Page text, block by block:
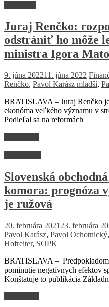
Juraj Renčko:
odstrániť ho môže
ministra Igora
9. júna 202211. júna 2022
Renčko, Pavol Karász mladší,
BRATISLAVA – Juraj Renčko
ekonóma veľkého významu v
Podieľal sa na reformách
Slovenská
komora: prognóza
je ružová
20. februára 2021 23. februára
Pavol Karász, Pavol Ochotnický,
Hofreiter, SOPK
BRATISLAVA –
pominutie negatívnych efektov
Konštatuje to publikácia